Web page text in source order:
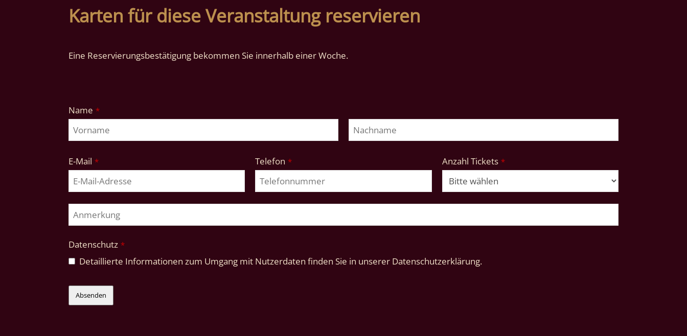
Karten für diese Veranstaltung reservieren
Eine Reservierungsbestätigung bekommen Sie innerhalb einer Woche.
Phone
Name *
E-Mail * Telefon * Anzahl Tickets *
Datenschutz *
Detaillierte Informationen zum Umgang mit Nutzerdaten finden Sie in unserer Datenschutzerklärung.
Absenden